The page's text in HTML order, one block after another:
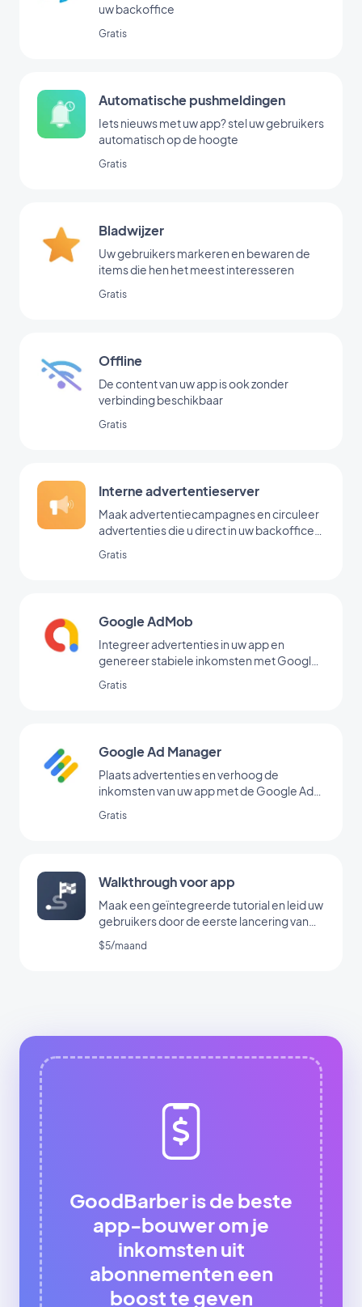
uw backoffice
Gratis
Automatische pushmeldingen
Iets nieuws met uw app? stel uw gebruikers
automatisch op de hoogte
Gratis
Bladwijzer
Uw gebruikers markeren en bewaren de
items die hen het meest interesseren
Gratis
Offline
De content van uw app is ook zonder
verbinding beschikbaar
Gratis
Interne advertentieserver
Maak advertentiecampagnes en circuleer
advertenties die u direct in uw backoffice
Gratis
Google AdMob
Integreer advertenties in uw app en
genereer stabiele inkomsten met Google
Gratis
Google Ad Manager
Plaats advertenties en verhoog de
inkomsten van uw app met de Google Ad
Gratis
Walkthrough voor app
Maak een geïntegreerde tutorial en leid uw
gebruikers door de eerste lancering van
uw app
$5/maand
GoodBarber is de beste
app-bouwer om je
inkomsten uit
abonnementen een
boost te geven